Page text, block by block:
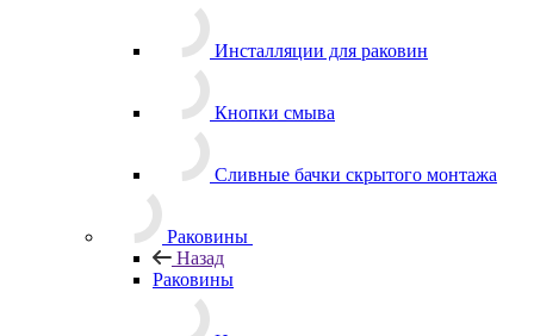
Инсталляции для раковин
Кнопки смыва
Сливные бачки скрытого монтажа
Раковины
Назад
Раковины